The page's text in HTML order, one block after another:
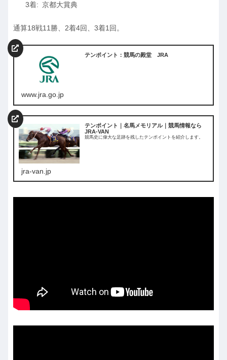
京都大賞典
通算18戦11勝、2着4回、3着1回。
テンポイント：競馬の殿堂 JRA
www.jra.go.jp
テンポイント｜名馬メモリアル｜競馬情報なら
JRA-VAN
競馬史に偉大な足跡を残したテンポイントを紹介します。
jra-van.jp